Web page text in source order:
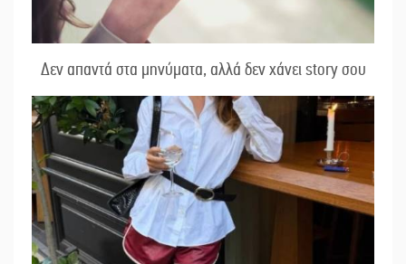
Δεν απαντά στα μηνύματα, αλλά δεν χάνει story σου